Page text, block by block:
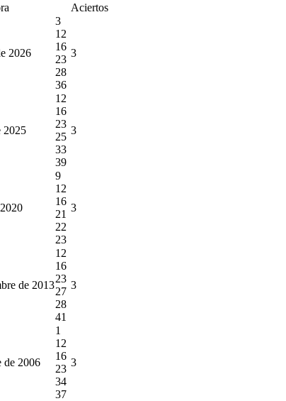
Aciertos
2026
3
12
16
23
28
36
3
2025
12
16
23
25
33
39
3
9
12
16
21
22
23
3
de 2013
12
16
23
27
28
41
3
de 2006
1
12
16
23
34
37
3